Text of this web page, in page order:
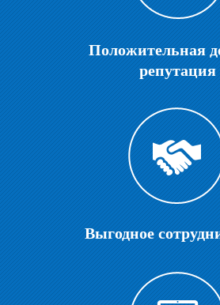
Положительная
репутация
Выгодное